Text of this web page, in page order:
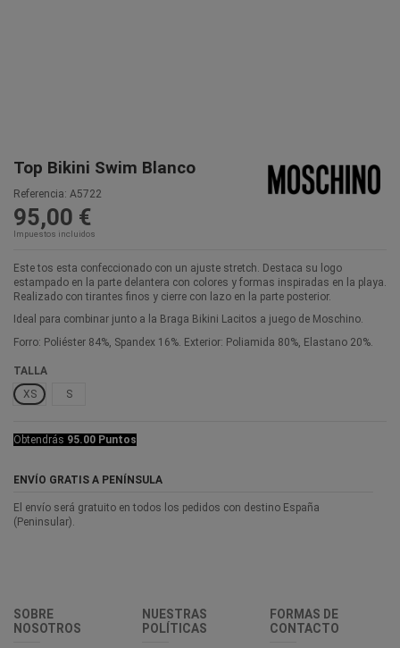
Top Bikini Swim Blanco
Referencia: A5722
95,00 €
Impuestos incluidos
Este tos esta confeccionado con un ajuste stretch. Destaca su logo
estampado en la parte delantera con colores y formas inspiradas en la playa.
Realizado con tirantes finos y cierre con lazo en la parte posterior.
Ideal para combinar junto a la Braga Bikini Lacitos a juego de Moschino.
Forro: Poliéster 84%, Spandex 16%. Exterior: Poliamida 80%, Elastano 20%.
TALLA
XS
S
Obtendrás 95.00 Puntos
ENVÍO GRATIS A PENÍNSULA
El envío será gratuito en todos los pedidos con destino España
(Peninsular).
SOBRE
NOSOTROS
NUESTRAS
POLÍTICAS
FORMAS DE
CONTACTO